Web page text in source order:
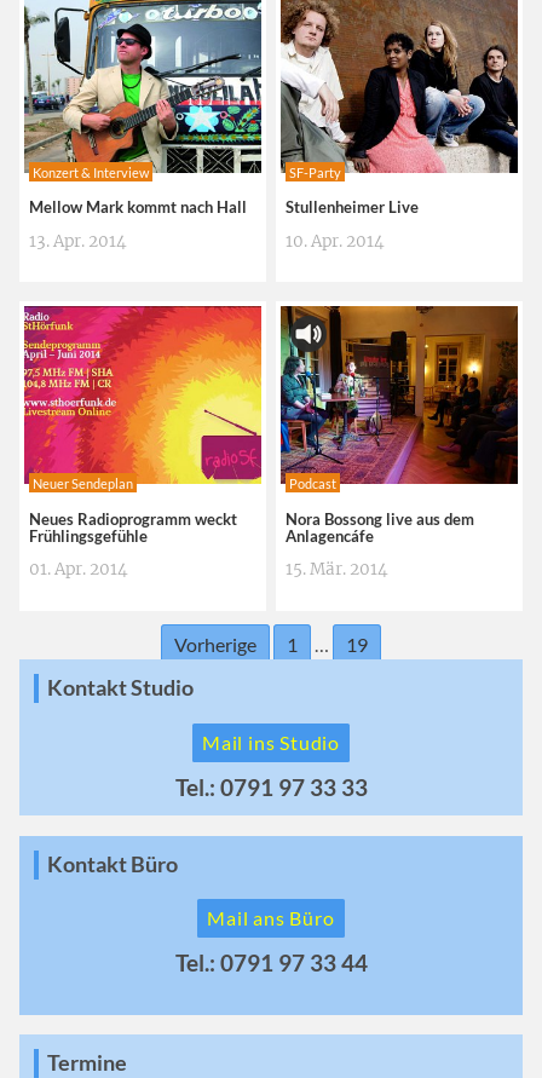
Konzert & Interview
Mellow Mark kommt nach Hall
13. Apr. 2014
SF-Party
Stullenheimer Live
10. Apr. 2014
Neuer Sendeplan
Neues Radioprogramm weckt
Frühlingsgefühle
01. Apr. 2014
Podcast
Nora Bossong live aus dem
Anlagencáfe
15. Mär. 2014
Vorherige 1 … 19
Kontakt Studio
Mail ins Studio
Tel.: 0791 97 33 33
Kontakt Büro
Mail ans Büro
Tel.: 0791 97 33 44
Termine